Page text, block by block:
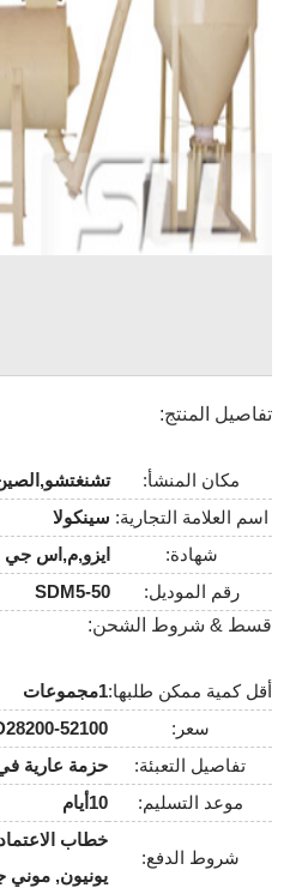
تفاصيل المنتج:
مكان المنشأ:
اسم العلامة التجارية: سينكولا
شهادة:
ايزو,م,اس
رقم الموديل:
SDM5-50
قسط & شروط الشحن:
أقل كمية ممكن طلبها:1مجموعات
سعر:
52100
تفاصيل التعبئة:
حزمة عارية في
موعد التسليم:
10أيام
شروط الدفع:
خطاب
يونيون, موني